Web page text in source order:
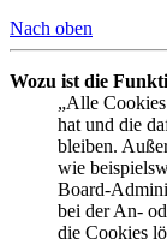
Nach oben
Wozu ist die
„Alle
hat und die
bleiben.
wie
Board-
bei der An-
die Cookies